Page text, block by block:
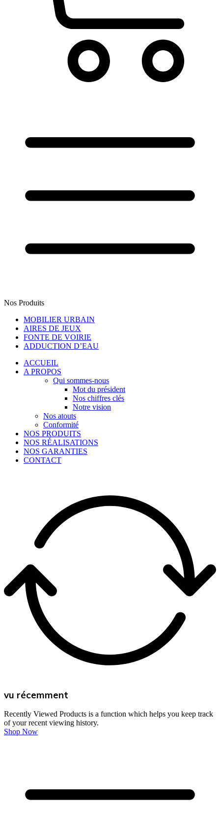
Nos Produits
MOBILIER URBAIN
AIRES DE JEUX
FONTE DE VOIRIE
ADDUCTION D’EAU
ACCUEIL
A PROPOS
Qui sommes-nous
Mot du président
Nos chiffres clés
Notre vision
Nos atouts
Conformité
NOS PRODUITS
NOS RÉALISATIONS
NOS GARANTIES
CONTACT
vu récemment
Recently Viewed Products is a function which helps you keep track
of your recent viewing history.
Shop Now